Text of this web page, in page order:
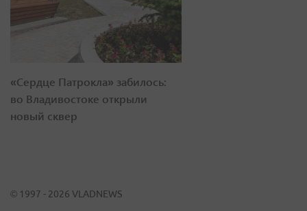
«Сердце Патрокла» забилось:
во Владивостоке открыли
новый сквер
© 1997 - 2026 VLADNEWS